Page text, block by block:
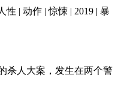
| 动作 | 惊悚 | 2019 | 暴
人大案，发生在两个警